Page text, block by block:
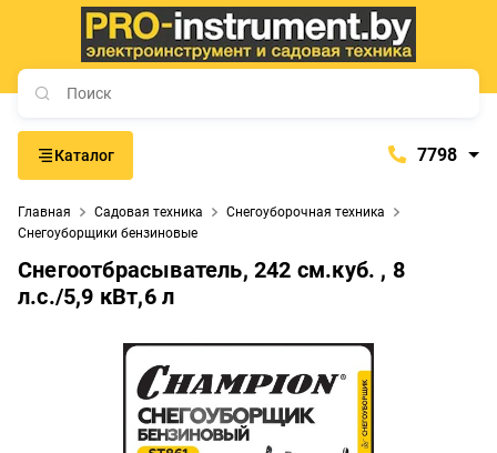
Каталог 7798
+375 (29) 765-57-74
Будние дни:с 9:00 до 21:00
Главная Садовая техника
Снегоуборочная техника
Снегоуборщики бензиновые
Снегоотбрасыватель, 242 см.куб. , 8
л.с./5,9 кВт,6 л